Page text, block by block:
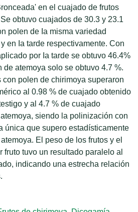
en el cuajado de frutos
obtuvo cuajados de 30.3 y 23.1
polen de Ia misma variedad
en Ia tarde respectivamente. Con
por Ia tarde se obtuvo 46.4%
atemoya solo se obtuvo 4.7 %.
con polen de chirimoya superaron
al 0.98 % de cuajado obtenido
y al 4.7 % de cuajado
siendo la polinización con
única que supero estadísticamente
El peso de los frutos y el
fruto tuvo un resultado paralelo al
indicando una estrecha relación